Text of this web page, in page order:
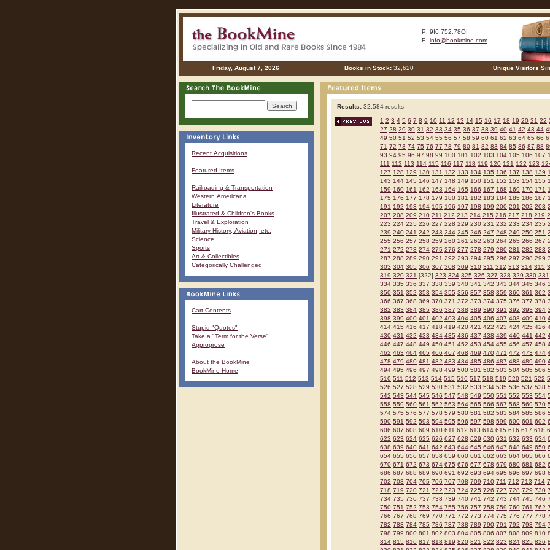
P: 9I6.752.78OI
E: info@bookmine.com
Friday, August 7, 2026 Books in Stock: 32,620 Unique Visitors
Recent Acquisitions
Featured Items
Railroading & Transportation
Western Americana
Literature
Illustrated & Children's Books
Travel & Exploration
Military History, Aviation, etc.
Science
Sports
Art & Collectibles
Categorically Challenged
Cart Contents
Stupid "Quotes"
Take a "Term for the Verse"
Approprose
About the BookMine
BookMine Home
Results: 32,584 results
1 2 3 4 5 6 7 8 9 10 11 12 13 14 15 16 17 18 19 20 21 22
27 28 29 30 31 32 33 34 35 36 37 38 39 40 41 42 43 44
49 50 51 52 53 54 55 56 57 58 59 60 61 62 63 64 65 66
71 72 73 74 75 76 77 78 79 80 81 82 83 84 85 86 87 88
93 94 95 96 97 98 99 100 101 102 103 104 105 106 107
111 112 113 114 115 116 117 118 119 120 121 122 123
127 128 129 130 131 132 133 134 135 136 137 138 139
143 144 145 146 147 148 149 150 151 152 153 154 155
159 160 161 162 163 164 165 166 167 168 169 170 171
175 176 177 178 179 180 181 182 183 184 185 186 187
191 192 193 194 195 196 197 198 199 200 201 202 203
207 208 209 210 211 212 213 214 215 216 217 218 219
223 224 225 226 227 228 229 230 231 232 233 234 235
239 240 241 242 243 244 245 246 247 248 249 250 251
255 256 257 258 259 260 261 262 263 264 265 266 267
271 272 273 274 275 276 277 278 279 280 281 282 283
287 288 289 290 291 292 293 294 295 296 297 298 299
303 304 305 306 307 308 309 310 311 312 313 314 315
319 320 321 [322] 323 324 325 326 327 328 329 330 331
334 335 336 337 338 339 340 341 342 343 344 345 346
350 351 352 353 354 355 356 357 358 359 360 361 362
366 367 368 369 370 371 372 373 374 375 376 377 378
382 383 384 385 386 387 388 389 390 391 392 393 394
398 399 400 401 402 403 404 405 406 407 408 409 410
414 415 416 417 418 419 420 421 422 423 424 425 426
430 431 432 433 434 435 436 437 438 439 440 441 442
446 447 448 449 450 451 452 453 454 455 456 457 458
462 463 464 465 466 467 468 469 470 471 472 473 474
478 479 480 481 482 483 484 485 486 487 488 489 490
494 495 496 497 498 499 500 501 502 503 504 505 506
510 511 512 513 514 515 516 517 518 519 520 521 522
526 527 528 529 530 531 532 533 534 535 536 537 538
542 543 544 545 546 547 548 549 550 551 552 553 554
558 559 560 561 562 563 564 565 566 567 568 569 570
574 575 576 577 578 579 580 581 582 583 584 585 586
590 591 592 593 594 595 596 597 598 599 600 601 602
606 607 608 609 610 611 612 613 614 615 616 617 618
622 623 624 625 626 627 628 629 630 631 632 633 634
638 639 640 641 642 643 644 645 646 647 648 649 650
654 655 656 657 658 659 660 661 662 663 664 665 666
670 671 672 673 674 675 676 677 678 679 680 681 682
686 687 688 689 690 691 692 693 694 695 696 697 698
702 703 704 705 706 707 708 709 710 711 712 713 714
718 719 720 721 722 723 724 725 726 727 728 729 730
734 735 736 737 738 739 740 741 742 743 744 745 746
750 751 752 753 754 755 756 757 758 759 760 761 762
766 767 768 769 770 771 772 773 774 775 776 777 778
782 783 784 785 786 787 788 789 790 791 792 793 794
798 799 800 801 802 803 804 805 806 807 808 809 810
814 815 816 817 818 819 820 821 822 823 824 825 826